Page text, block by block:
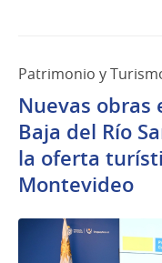
Patrimonio y
Nuevas obras
Baja del Río
la oferta
Montevideo